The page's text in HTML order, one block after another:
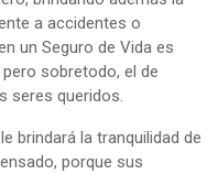
a accidentes o
un Seguro de Vida es
sobretodo, el de
seres queridos.
brindará la tranquilidad de
porque sus